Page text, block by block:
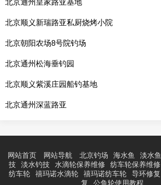
北京通州皇家路亚基地
北京顺义新瑞路亚私厨烧烤小院
北京朝阳农场8号院钓场
北京通州松海垂钓园
北京顺义紫溪庄园船钓基地
北京通州深蓝路亚
网站首页 网站导航 北京钓场 海水鱼 淡水鱼
技
淡水钓技 水滴轮保养维修 纺车轮保养维修
纺车轮
禧玛诺水滴轮 禧玛诺纺车轮 导环修复
复
公鱼轮使用教程